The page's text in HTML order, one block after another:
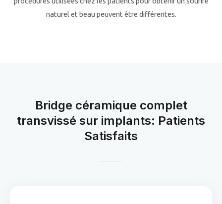
naturel et beau peuvent être différentes.
Bridge céramique complet
transvissé sur implants: Patients
Satisfaits